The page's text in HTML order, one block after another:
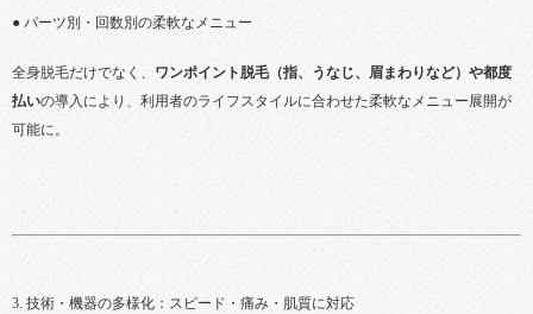
● パーツ別・回数別の柔軟なメニュー
全身脱毛だけでなく、 ワンポイント脱毛（指、うなじ、眉まわりなど）や都度
払いの導入により、利用者のライフスタイルに合わせた柔軟なメニュー展開が
可能に。
3. 技術・機器の多様化：スピード・痛み・肌質に対応